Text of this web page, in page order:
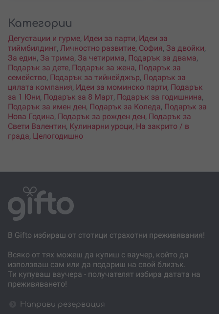
Категории
Дегустации и гурме, Идеи за парти, Идеи за
тиймбилдинг, Личностно развитие, София, За двойки,
За един, За трима, За четирима, Подарък за двама,
Подарък за дете, Подарък за жена, Подарък за
семейство, Подарък за тийнейджър, Подарък за
цялата компания, Идеи за моминско парти, Подарък
за 1 Юни, Подарък за 8 Март, Подарък за годишнина,
Подарък за имен ден, Подарък за Коледа, Подарък за
Нова Година, Подарък за рожден ден, Подарък за
Свети Валентин, Кулинарни уроци, На закрито / в
града, Целогодишно
В Gifto избираш от стотици страхотни преживявания!
Всяко от тях можеш да купиш с ваучер, който да
използваш сам или да подариш на свой близък.
Ти купуваш ваучера - получателят избира датата на
преживяването!
Направи резервация